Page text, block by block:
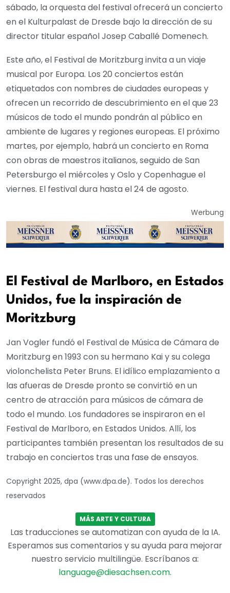
sábado, la orquesta del festival ofrecerá un concierto
en el Kulturpalast de Dresde bajo la dirección de su
director titular español Josep Caballé Domenech.
Este año, el Festival de Moritzburg invita a un viaje
musical por Europa. Los 20 conciertos están
etiquetados con nombres de ciudades europeas y
ofrecen un recorrido de descubrimiento en el que 23
músicos de todo el mundo pondrán al público en
ambiente de lugares y regiones europeas. El próximo
martes, por ejemplo, habrá un concierto en Roma
con obras de maestros italianos, seguido de San
Petersburgo el miércoles y Oslo y Copenhague el
viernes. El festival dura hasta el 24 de agosto.
Werbung
El Festival de Marlboro, en Estados
Unidos, fue la inspiración de
Moritzburg
Jan Vogler fundó el Festival de Música de Cámara de
Moritzburg en 1993 con su hermano Kai y su colega
violonchelista Peter Bruns. El idílico emplazamiento a
las afueras de Dresde pronto se convirtió en un
centro de atracción para músicos de cámara de
todo el mundo. Los fundadores se inspiraron en el
Festival de Marlboro, en Estados Unidos. Allí, los
participantes también presentan los resultados de su
trabajo en conciertos tras una fase de ensayos.
Copyright 2025, dpa (www.dpa.de). Todos los derechos
reservados
MÁS ARTE Y CULTURA
Las traducciones se automatizan con ayuda de la IA.
Esperamos sus comentarios y su ayuda para mejorar
nuestro servicio multilingüe. Escríbanos a:
language@diesachsen.com.